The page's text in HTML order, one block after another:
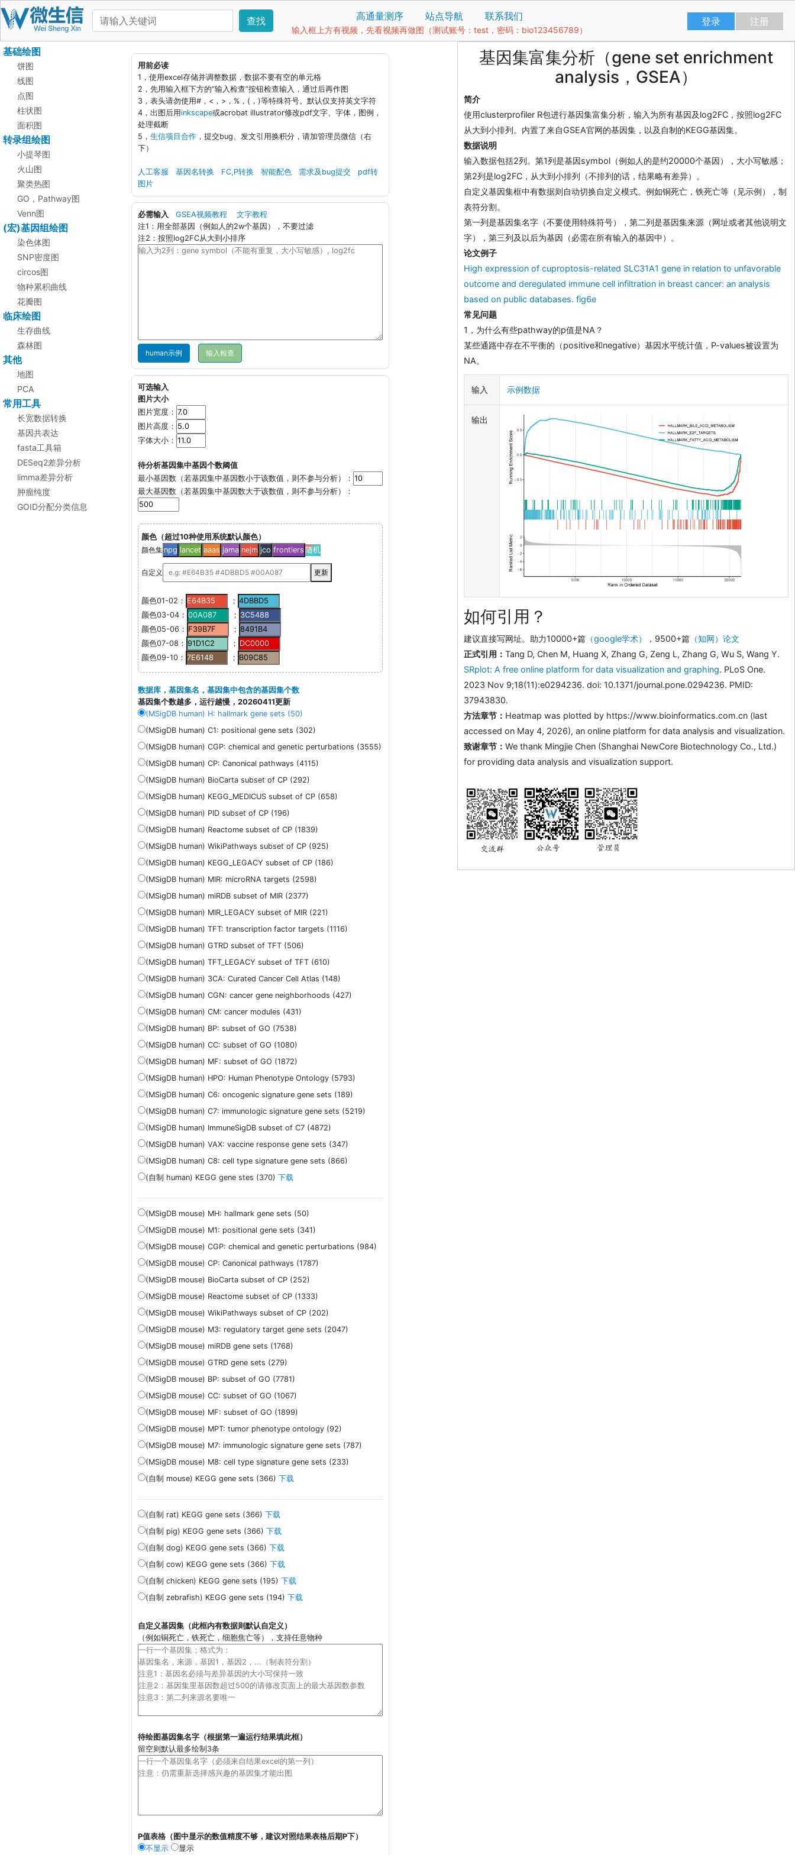
查找 高通量测序 站点导航 联系我们
输入框上方有视频，先看视频再做图（测试账号：test，密码：bio123456789）
注册
登录
基础绘图
饼图
线图
点图
柱状图
面积图
转录组绘图
小提琴图
火山图
聚类热图
GO，Pathway图
Venn图
(宏)基因组绘图
染色体图
SNP密度图
circos图
物种累积曲线
花瓣图
临床绘图
生存曲线
森林图
其他
地图
PCA
常用工具
长宽数据转换
基因共表达
fasta工具箱
DESeq2差异分析
limma差异分析
肿瘤纯度
GOID分配分类信息
用前必读
1，使用excel存储并调整数据，数据不要有空的单元格
2，先用输入框下方的“输入检查”按钮检查输入，通过后再作图
3，表头请勿使用#，<，>，%，(，)等特殊符号。默认仅支持英文字符
4，出图后用inkscape或acrobat illustrator修改pdf文字、字体，图例，
处理截断
5， 生信项目合作，提交bug、发文引用换积分，请加管理员微信（右
下）
人工客服 基因名转换 FC,P转换 智能配色 需求及bug提交
pdf转
图片
必需输入 GSEA视频教程
文字教程
注1：用全部基因（例如人的2w个基因），不要过滤
注2：按照log2FC从大到小排序
human示例
可选输入
图片大小
图片宽度：
图片高度：
字体大小：
待分析基因集中基因个数阈值
最小基因数（若基因集中基因数小于该数值，则不参与分析）：
最大基因数（若基因集中基因数大于该数值，则不参与分析）：
颜色（超过10种使用系统默认颜色）
颜色集 npg lancet aaas jama nejm jco frontiers 随机
自定义 更新
颜色01-02：
；
颜色03-04：
；
颜色05-06：
；
颜色07-08：
；
颜色09-10：
；
数据库，基因集名，基因集中包含的基因集个数
基因集个数越多，运行越慢，20260411更新
(MSigDB human) H: hallmark gene sets (50)
(MSigDB human) C1: positional gene sets (302)
(MSigDB human) CGP: chemical and genetic perturbations (3555)
(MSigDB human) CP: Canonical pathways (4115)
(MSigDB human) BioCarta subset of CP (292)
(MSigDB human) KEGG_MEDICUS subset of CP (658)
(MSigDB human) PID subset of CP (196)
(MSigDB human) Reactome subset of CP (1839)
(MSigDB human) WikiPathways subset of CP (925)
(MSigDB human) KEGG_LEGACY subset of CP (186)
(MSigDB human) MIR: microRNA targets (2598)
(MSigDB human) miRDB subset of MIR (2377)
(MSigDB human) MIR_LEGACY subset of MIR (221)
(MSigDB human) TFT: transcription factor targets (1116)
(MSigDB human) GTRD subset of TFT (506)
(MSigDB human) TFT_LEGACY subset of TFT (610)
(MSigDB human) 3CA: Curated Cancer Cell Atlas (148)
(MSigDB human) CGN: cancer gene neighborhoods (427)
(MSigDB human) CM: cancer modules (431)
(MSigDB human) BP: subset of GO (7538)
(MSigDB human) CC: subset of GO (1080)
(MSigDB human) MF: subset of GO (1872)
(MSigDB human) HPO: Human Phenotype Ontology (5793)
(MSigDB human) C6: oncogenic signature gene sets (189)
(MSigDB human) C7: immunologic signature gene sets (5219)
(MSigDB human) ImmuneSigDB subset of C7 (4872)
(MSigDB human) VAX: vaccine response gene sets (347)
(MSigDB human) C8: cell type signature gene sets (866)
(自制 human) KEGG gene stes (370) 下载
(MSigDB mouse) MH: hallmark gene sets (50)
(MSigDB mouse) M1: positional gene sets (341)
(MSigDB mouse) CGP: chemical and genetic perturbations (984)
(MSigDB mouse) CP: Canonical pathways (1787)
(MSigDB mouse) BioCarta subset of CP (252)
(MSigDB mouse) Reactome subset of CP (1333)
(MSigDB mouse) WikiPathways subset of CP (202)
(MSigDB mouse) M3: regulatory target gene sets (2047)
(MSigDB mouse) miRDB gene sets (1768)
(MSigDB mouse) GTRD gene sets (279)
(MSigDB mouse) BP: subset of GO (7781)
(MSigDB mouse) CC: subset of GO (1067)
(MSigDB mouse) MF: subset of GO (1899)
(MSigDB mouse) MPT: tumor phenotype ontology (92)
(MSigDB mouse) M7: immunologic signature gene sets (787)
(MSigDB mouse) M8: cell type signature gene sets (233)
(自制 mouse) KEGG gene sets (366) 下载
(自制 rat) KEGG gene sets (366) 下载
(自制 pig) KEGG gene sets (366) 下载
(自制 dog) KEGG gene sets (366) 下载
(自制 cow) KEGG gene sets (366) 下载
(自制 chicken) KEGG gene sets (195) 下载
(自制 zebrafish) KEGG gene sets (194) 下载
自定义基因集（此框内有数据则默认自定义）
（例如铜死亡，铁死亡，细胞焦亡等），支持任意物种
待绘图基因集名字（根据第一遍运行结果填此框）
留空则默认最多绘制3条
P值表格（图中显示的数值精度不够，建议对照结果表格后期P下）
不显示
显示
基因集富集分析（gene set enrichment
analysis，GSEA）
简介
使用clusterprofiler R包进行基因集富集分析，输入为所有基因及log2FC，按照log2FC
从大到小排列。内置了来自GSEA官网的基因集，以及自制的KEGG基因集。
数据说明
输入数据包括2列。第1列是基因symbol（例如人的是约20000个基因），大小写敏感；
第2列是log2FC，从大到小排列（不排列的话，结果略有差异）。
自定义基因集框中有数据则自动切换自定义模式。例如铜死亡，铁死亡等（见示例），制
表符分割。
第一列是基因集名字（不要使用特殊符号），第二列是基因集来源（网址或者其他说明文
字），第三列及以后为基因（必需在所有输入的基因中）。
论文例子
High expression of cuproptosis-related SLC31A1 gene in relation to unfavorable
outcome and deregulated immune cell infiltration in breast cancer: an analysis
based on public databases. fig6e
常见问题
1，为什么有些pathway的p值是NA？
某些通路中存在不平衡的（positive和negative）基因水平统计值，P-values被设置为
NA。
输入 示例数据
输出
如何引用？
建议直接写网址。助力10000+篇（google学术） ，9500+篇（知网）论文
正式引用： Tang D, Chen M, Huang X, Zhang G, Zeng L, Zhang G, Wu S, Wang Y.
SRplot: A free online platform for data visualization and graphing. PLoS One.
2023 Nov 9;18(11):e0294236. doi: 10.1371/journal.pone.0294236. PMID:
37943830.
方法章节： Heatmap was plotted by https://www.bioinformatics.com.cn (last
accessed on May 4, 2026), an online platform for data analysis and visualization.
致谢章节： We thank Mingjie Chen (Shanghai NewCore Biotechnology Co., Ltd.)
for providing data analysis and visualization support.